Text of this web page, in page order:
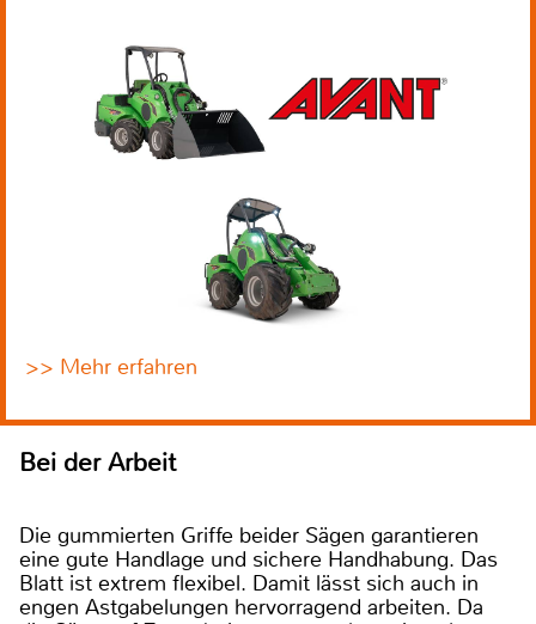
>> Mehr erfahren
Bei der Arbeit
Die gummierten Griffe beider Sägen garantieren
eine gute Handlage und sichere Handhabung. Das
Blatt ist extrem flexibel. Damit lässt sich auch in
engen Astgabelungen hervorragend arbeiten. Da